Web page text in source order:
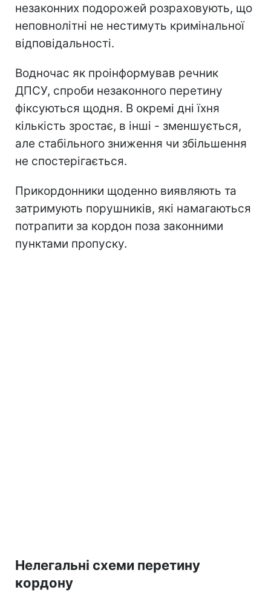
незаконних подорожей розраховують, що
неповнолітні не нестимуть кримінальної
відповідальності.
Водночас як проінформував речник
ДПСУ, спроби незаконного перетину
фіксуються щодня. В окремі дні їхня
кількість зростає, в інші - зменшується,
але стабільного зниження чи збільшення
не спостерігається.
Прикордонники щоденно виявляють та
затримують порушників, які намагаються
потрапити за кордон поза законними
пунктами пропуску.
Нелегальні схеми перетину
кордону